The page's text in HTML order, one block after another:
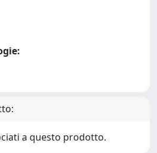
a questo prodotto.